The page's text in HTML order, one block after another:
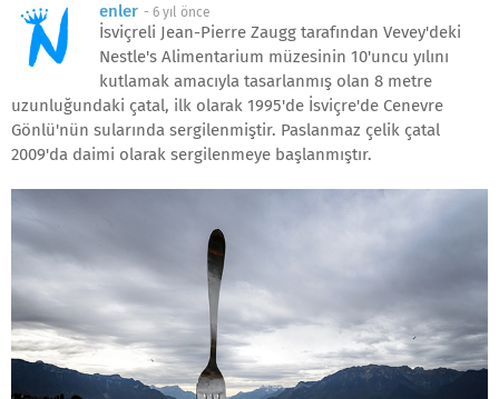
enler - 6 yıl önce
İsviçreli Jean-Pierre Zaugg tarafından Vevey'deki
Nestle's Alimentarium müzesinin 10'uncu yılını
kutlamak amacıyla tasarlanmış olan 8 metre
uzunluğundaki çatal, ilk olarak 1995'de İsviçre'de Cenevre
Gönlü'nün sularında sergilenmiştir. Paslanmaz çelik çatal
2009'da daimi olarak sergilenmeye başlanmıştır.